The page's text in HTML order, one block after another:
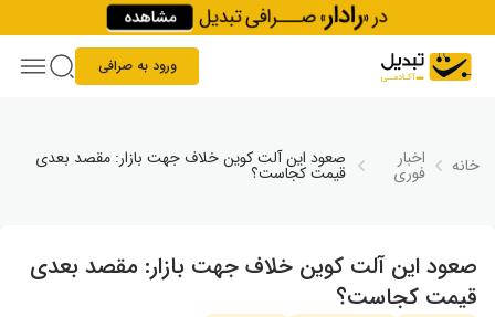
Skip to content
ورود به صرافی
خانه اخبار
فوری
صعود این آلت ‌کوین خلاف جهت بازار: مقصد بعدی
قیمت کجاست؟
صعود این آلت ‌کوین خلاف جهت بازار: مقصد بعدی
قیمت کجاست؟